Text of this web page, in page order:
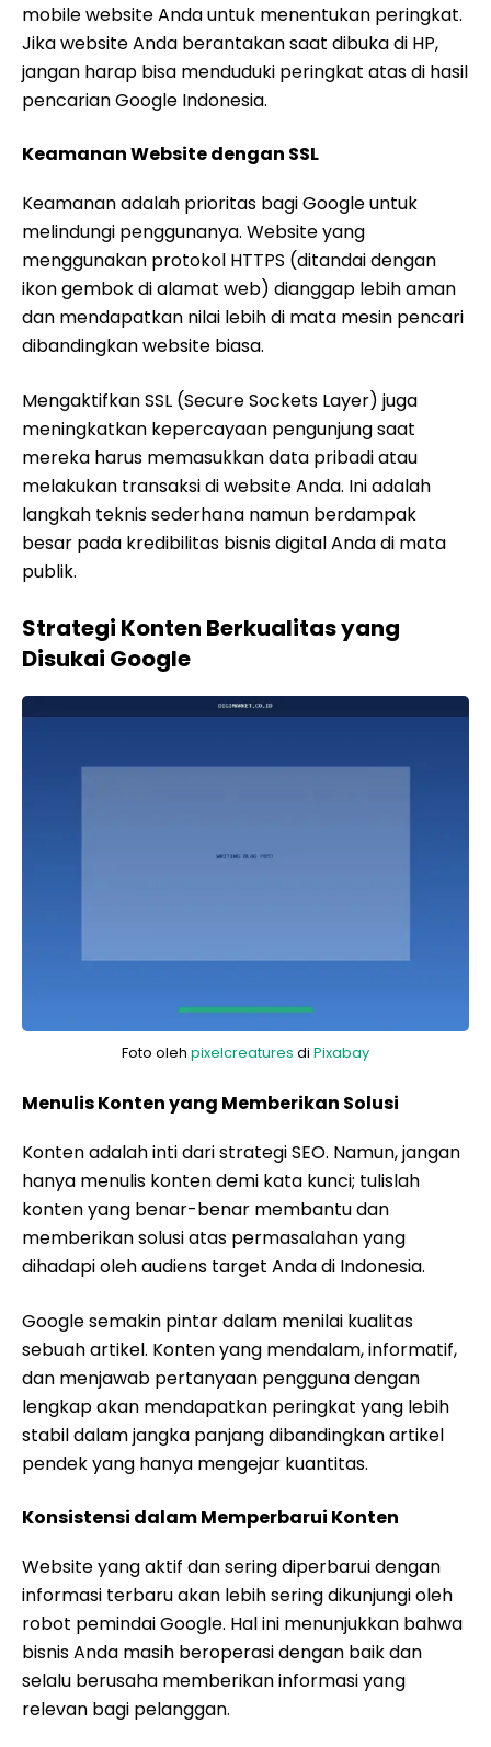
mobile website Anda untuk menentukan peringkat.
Jika website Anda berantakan saat dibuka di HP,
jangan harap bisa menduduki peringkat atas di hasil
pencarian Google Indonesia.
Keamanan Website dengan SSL
Keamanan adalah prioritas bagi Google untuk
melindungi penggunanya. Website yang
menggunakan protokol HTTPS (ditandai dengan
ikon gembok di alamat web) dianggap lebih aman
dan mendapatkan nilai lebih di mata mesin pencari
dibandingkan website biasa.
Mengaktifkan SSL (Secure Sockets Layer) juga
meningkatkan kepercayaan pengunjung saat
mereka harus memasukkan data pribadi atau
melakukan transaksi di website Anda. Ini adalah
langkah teknis sederhana namun berdampak
besar pada kredibilitas bisnis digital Anda di mata
publik.
Strategi Konten Berkualitas yang
Disukai Google
Foto oleh pixelcreatures di Pixabay
Menulis Konten yang Memberikan Solusi
Konten adalah inti dari strategi SEO. Namun, jangan
hanya menulis konten demi kata kunci; tulislah
konten yang benar-benar membantu dan
memberikan solusi atas permasalahan yang
dihadapi oleh audiens target Anda di Indonesia.
Google semakin pintar dalam menilai kualitas
sebuah artikel. Konten yang mendalam, informatif,
dan menjawab pertanyaan pengguna dengan
lengkap akan mendapatkan peringkat yang lebih
stabil dalam jangka panjang dibandingkan artikel
pendek yang hanya mengejar kuantitas.
Konsistensi dalam Memperbarui Konten
Website yang aktif dan sering diperbarui dengan
informasi terbaru akan lebih sering dikunjungi oleh
robot pemindai Google. Hal ini menunjukkan bahwa
bisnis Anda masih beroperasi dengan baik dan
selalu berusaha memberikan informasi yang
relevan bagi pelanggan.